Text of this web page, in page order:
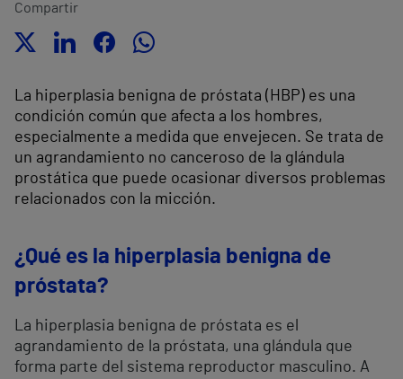
Compartir
La hiperplasia benigna de próstata (HBP) es una
condición común que afecta a los hombres,
especialmente a medida que envejecen. Se trata de
un agrandamiento no canceroso de la glándula
prostática que puede ocasionar diversos problemas
relacionados con la micción.
¿Qué es la hiperplasia benigna de
próstata?
La hiperplasia benigna de próstata es el
agrandamiento de la próstata, una glándula que
forma parte del sistema reproductor masculino. A